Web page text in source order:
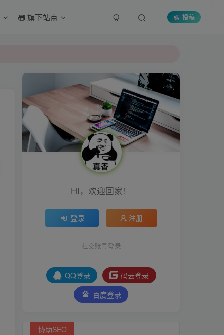
旗下站点 投稿
HI，欢迎回家！
登录 注册
社交账号登录
QQ登录
码云登录
百度登录
协助SEO